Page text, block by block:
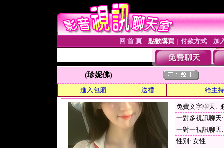
回 首 頁 點數購買│ 付款方式│ 加
(珍妮佛)
進入包廂 送禮 給主
免費文字聊天:
一對多視訊聊天
一對一視訊聊天
性別: 女性